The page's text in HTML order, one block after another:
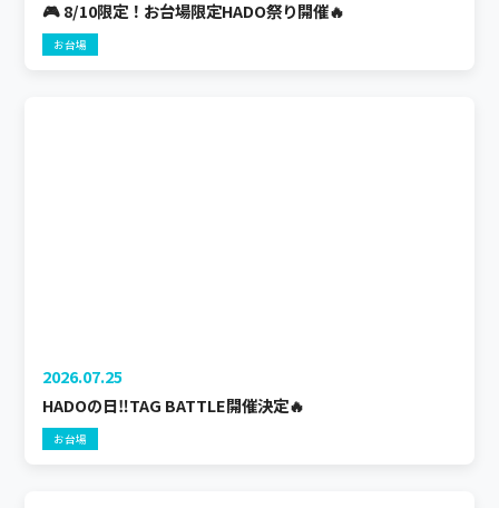
🎮 8/10限定！お台場限定HADO祭り開催🔥
お台場
2026.07.25
HADOの日‼️TAG BATTLE開催決定🔥
お台場